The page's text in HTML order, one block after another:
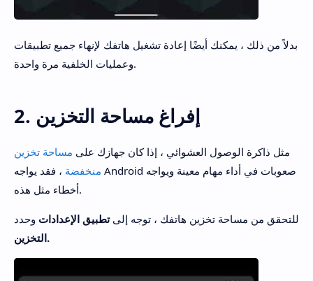
بدلاً من ذلك ، يمكنك أيضًا إعادة تشغيل هاتفك لإنهاء جميع تطبيقات
وعمليات الخلفية مرة واحدة.
2. إفراغ مساحة التخزين
مثل ذاكرة الوصول العشوائي ، إذا كان جهازك على مساحة تخزين
منخفضة ، فقد يواجه Android صعوبات في أداء مهام معينة ويواجه
أخطاء مثل هذه.
للتحقق من مساحة تخزين هاتفك ، توجه إلىتطبيق الإعدادات وحدد
التخزين.